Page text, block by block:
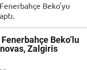
Beko'yu
Beko’lu
Zalgiris